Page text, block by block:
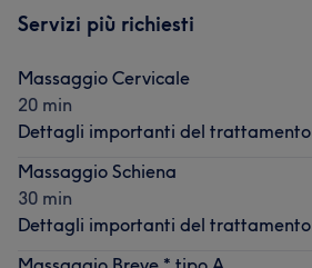
Servizi più richiesti
Massaggio Cervicale
20 min
Dettagli importanti del trattamento
Massaggio Schiena
30 min
Dettagli importanti del trattamento